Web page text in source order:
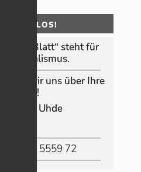
NIX LOS!
steht für
Jour­na­lis­mus.
wir uns über Ihre
G. Uhde
8836 5559 72